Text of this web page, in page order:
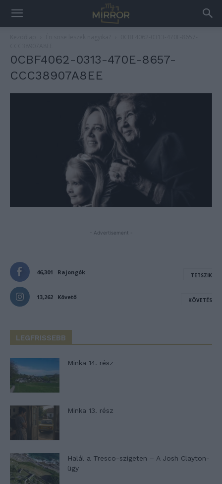
0CBF4062-0313-470E-8657-
CCC38907A8EE
- Advertisement -
46,301 Rajongók TETSZIK
13,262 Követő KÖVETÉS
LEGFRISSEBB
Minka 14. rész
Minka 13. rész
Halál a Tresco-szigeten – A Josh Clayton-
ügy